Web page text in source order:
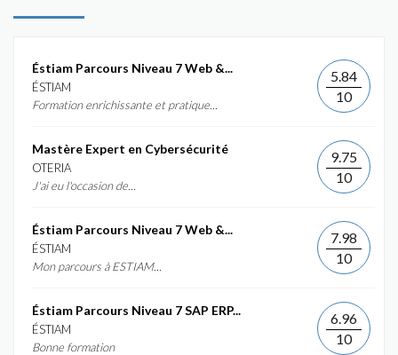
Éstiam Parcours Niveau 7 Web &...
ÉSTIAM
Formation enrichissante et pratique...
5.84
10
Mastère Expert en Cybersécurité
OTERIA
J'ai eu l'occasion de...
9.75
10
Éstiam Parcours Niveau 7 Web &...
ÉSTIAM
Mon parcours à ESTIAM...
7.98
10
Éstiam Parcours Niveau 7 SAP ERP...
ÉSTIAM
Bonne formation
6.96
10